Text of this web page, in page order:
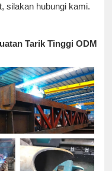
silakan hubungi kami.
Tarik Tinggi ODM